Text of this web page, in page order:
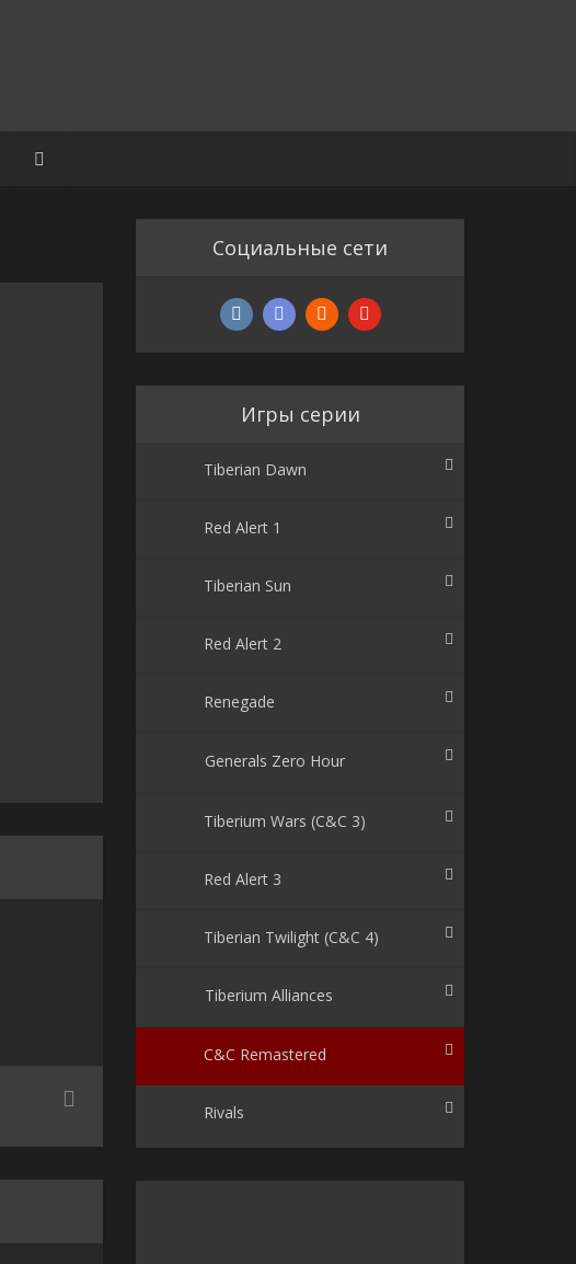
Социальные сети
Игры серии
Tiberian Dawn
Red Alert 1
Tiberian Sun
Red Alert 2
Renegade
Generals Zero Hour
Tiberium Wars (C&C 3)
Red Alert 3
Tiberian Twilight (C&C 4)
Tiberium Alliances
C&C Remastered
Rivals